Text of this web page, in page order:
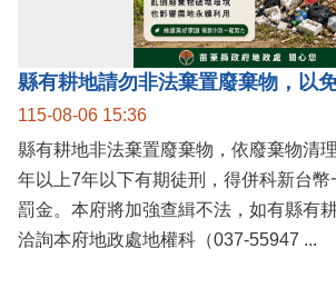
縣有耕地請勿非法棄置廢棄物，以
115-08-06 15:36
縣有耕地非法棄置廢棄物，依廢棄物清
年以上7年以下有期徒刑，得併科新台
罰金。本府將加強查緝不法，如有縣有
洽詢本府地政處地權科（037-55947 ...